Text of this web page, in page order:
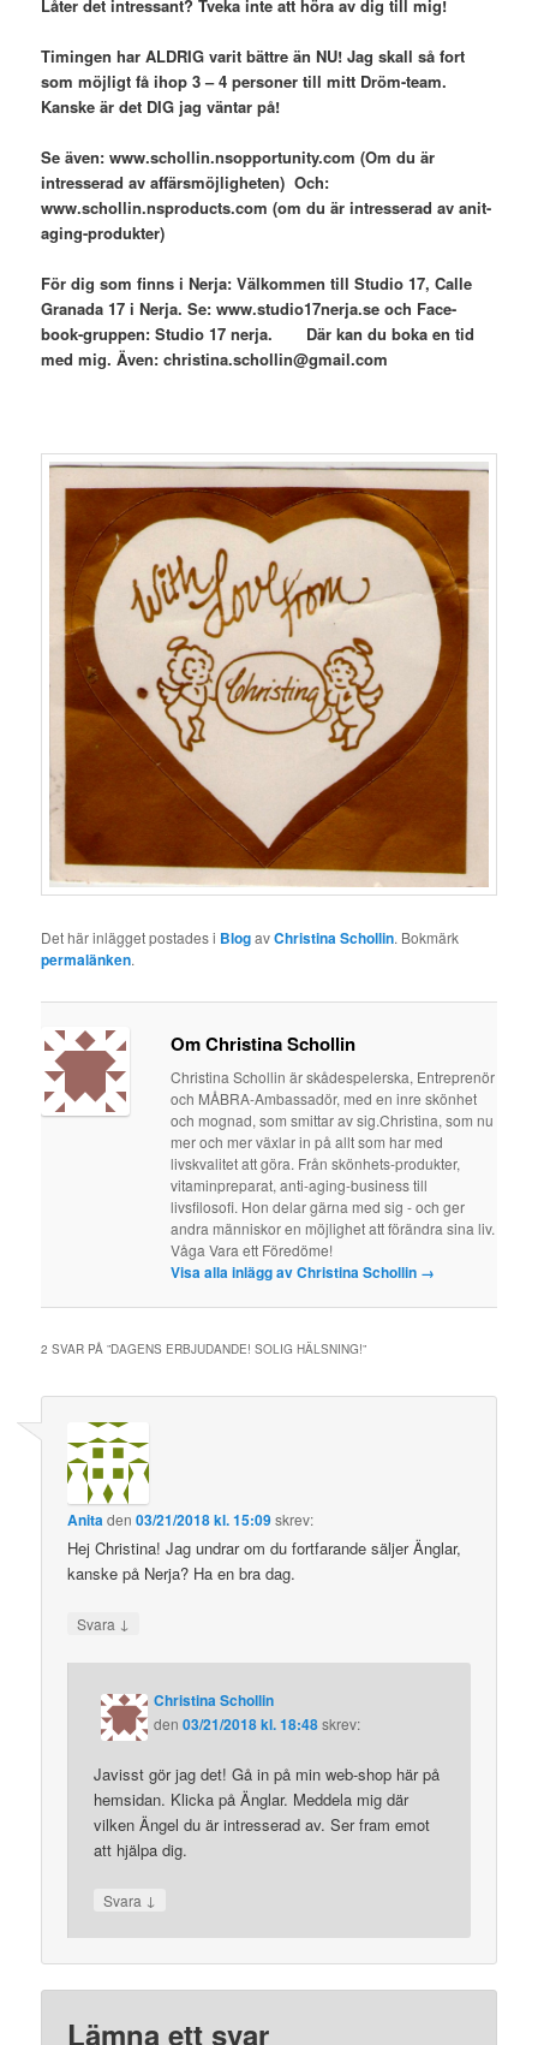
Låter det intressant? Tveka inte att höra av dig till mig!
Timingen har ALDRIG varit bättre än NU! Jag skall så fort
som möjligt få ihop 3 – 4 personer till mitt Dröm-team.
Kanske är det DIG jag väntar på!
Se även: www.schollin.nsopportunity.com (Om du är
intresserad av affärsmöjligheten) Och:
www.schollin.nsproducts.com (om du är intresserad av anit-
aging-produkter)
För dig som finns i Nerja: Välkommen till Studio 17, Calle
Granada 17 i Nerja. Se: www.studio17nerja.se och Face-
book-gruppen: Studio 17 nerja. Där kan du boka en tid
med mig. Även: christina.schollin@gmail.com
Det här inlägget postades i BlogavChristina Schollin. Bokmärk
permalänken.
Om Christina Schollin
Christina Schollin är skådespelerska, Entreprenör
och MÅBRA-Ambassadör, med en inre skönhet
och mognad, som smittar av sig.Christina, som nu
mer och mer växlar in på allt som har med
livskvalitet att göra. Från skönhets-produkter,
vitaminpreparat, anti-aging-business till
livsfilosofi. Hon delar gärna med sig - och ger
andra människor en möjlighet att förändra sina liv.
Våga Vara ett Föredöme!
Visa alla inlägg av Christina Schollin →
2 SVAR PÅ ”DAGENS ERBJUDANDE! SOLIG HÄLSNING!”
Anitaden03/21/2018 kl. 15:09skrev:
Hej Christina! Jag undrar om du fortfarande säljer Änglar,
kanske på Nerja? Ha en bra dag.
Svara ↓
Christina Schollin
den03/21/2018 kl. 18:48skrev:
Javisst gör jag det! Gå in på min web-shop här på
hemsidan. Klicka på Änglar. Meddela mig där
vilken Ängel du är intresserad av. Ser fram emot
att hjälpa dig.
Svara ↓
Lämna ett svar